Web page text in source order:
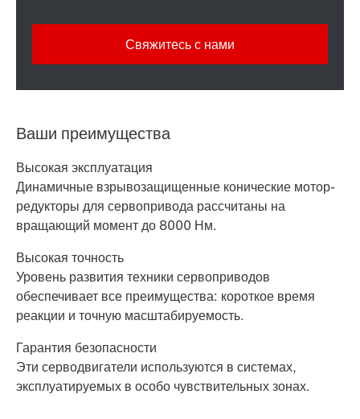
Свяжитесь с нами
Ваши преимущества
Высокая эксплуатация
Динамичные взрывозащищенные конические мотор-
редукторы для сервопривода рассчитаны на
вращающий момент до 8000 Нм.
Высокая точность
Уровень развития техники сервоприводов
обеспечивает все преимущества: короткое время
реакции и точную масштабируемость.
Гарантия безопасности
Эти серводвигатели используются в системах,
эксплуатируемых в особо чувствительных зонах.